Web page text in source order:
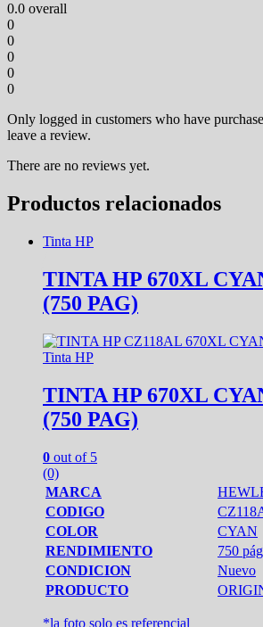
0.0 overall
0
0
0
0
0
Only logged in customers who have
leave a review.
There are no reviews yet.
Productos relacionados
Tinta HP
TINTA HP 670XL
(750 PAG)
Tinta HP
TINTA HP 670XL
(750 PAG)
0 out of 5
(0)
MARCA
CODIGO
COLOR
CYAN
RENDIMIENTO
750
CONDICION
Nuevo
PRODUCTO
*la foto solo es referencial